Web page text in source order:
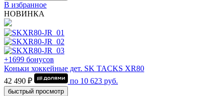
В избранное
НОВИНКА
+1699 бонусов
Коньки хоккейные дет. SK TACKS XR80
42 490 ₽
по 10 623 руб.
быстрый просмотр